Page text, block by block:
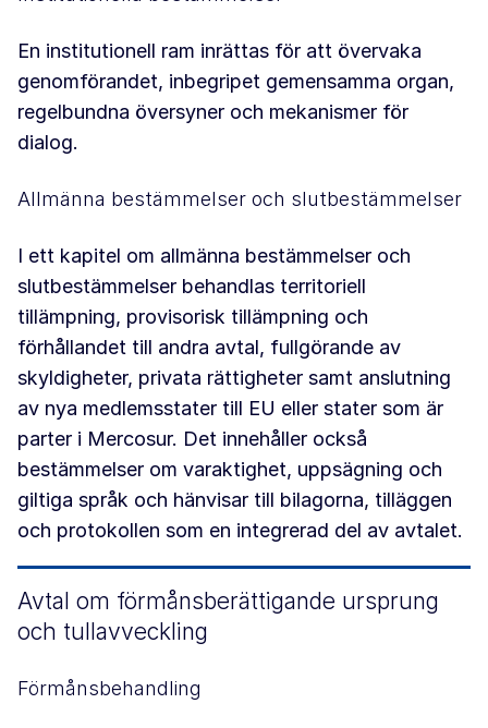
En institutionell ram inrättas för att övervaka
genomförandet, inbegripet gemensamma organ,
regelbundna översyner och mekanismer för
dialog.
Allmänna bestämmelser och slutbestämmelser
I ett kapitel om allmänna bestämmelser och
slutbestämmelser behandlas territoriell
tillämpning, provisorisk tillämpning och
förhållandet till andra avtal, fullgörande av
skyldigheter, privata rättigheter samt anslutning
av nya medlemsstater till EU eller stater som är
parter i Mercosur. Det innehåller också
bestämmelser om varaktighet, uppsägning och
giltiga språk och hänvisar till bilagorna, tilläggen
och protokollen som en integrerad del av avtalet.
Avtal om förmånsberättigande ursprung
och tullavveckling
Förmånsbehandling